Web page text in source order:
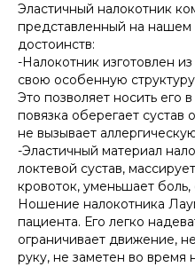
Эластичный налокотник
представленный на
достоинств:
-Налокотник изготовлен
свою особенную
Это позволяет носить его
повязка оберегает сустав
не вызывает
-Эластичный материал
локтевой сустав,
кровоток, уменьшает боль,
Ношение налокотника
пациента. Его легко
ограничивает движение,
руку, не заметен во